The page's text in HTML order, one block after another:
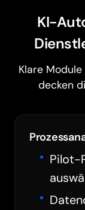
KI-
Klare
decken
Pilot-